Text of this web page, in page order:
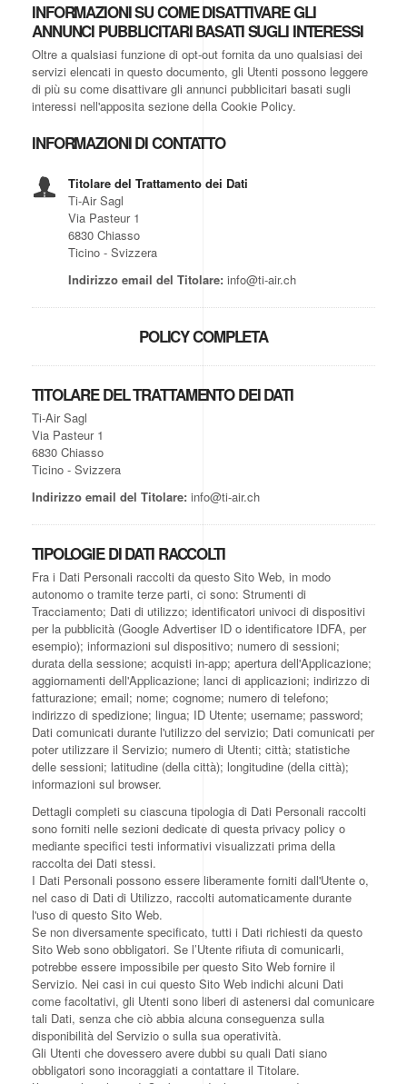
INFORMAZIONI SU COME DISATTIVARE GLI
ANNUNCI PUBBLICITARI BASATI SUGLI INTERESSI
Oltre a qualsiasi funzione di opt-out fornita da uno qualsiasi dei
servizi elencati in questo documento, gli Utenti possono leggere
di più su come disattivare gli annunci pubblicitari basati sugli
interessi nell'apposita sezione della Cookie Policy.
INFORMAZIONI DI CONTATTO
Titolare del Trattamento dei Dati
Ti-Air Sagl
Via Pasteur 1
6830 Chiasso
Ticino - Svizzera
Indirizzo email del Titolare: info@ti-air.ch
POLICY COMPLETA
TITOLARE DEL TRATTAMENTO DEI DATI
Ti-Air Sagl
Via Pasteur 1
6830 Chiasso
Ticino - Svizzera
Indirizzo email del Titolare: info@ti-air.ch
TIPOLOGIE DI DATI RACCOLTI
Fra i Dati Personali raccolti da questo Sito Web, in modo
autonomo o tramite terze parti, ci sono: Strumenti di
Tracciamento; Dati di utilizzo; identificatori univoci di dispositivi
per la pubblicità (Google Advertiser ID o identificatore IDFA, per
esempio); informazioni sul dispositivo; numero di sessioni;
durata della sessione; acquisti in-app; apertura dell'Applicazione;
aggiornamenti dell'Applicazione; lanci di applicazioni; indirizzo di
fatturazione; email; nome; cognome; numero di telefono;
indirizzo di spedizione; lingua; ID Utente; username; password;
Dati comunicati durante l'utilizzo del servizio; Dati comunicati per
poter utilizzare il Servizio; numero di Utenti; città; statistiche
delle sessioni; latitudine (della città); longitudine (della città);
informazioni sul browser.
Dettagli completi su ciascuna tipologia di Dati Personali raccolti
sono forniti nelle sezioni dedicate di questa privacy policy o
mediante specifici testi informativi visualizzati prima della
raccolta dei Dati stessi.
I Dati Personali possono essere liberamente forniti dall'Utente o,
nel caso di Dati di Utilizzo, raccolti automaticamente durante
l'uso di questo Sito Web.
Se non diversamente specificato, tutti i Dati richiesti da questo
Sito Web sono obbligatori. Se l’Utente rifiuta di comunicarli,
potrebbe essere impossibile per questo Sito Web fornire il
Servizio. Nei casi in cui questo Sito Web indichi alcuni Dati
come facoltativi, gli Utenti sono liberi di astenersi dal comunicare
tali Dati, senza che ciò abbia alcuna conseguenza sulla
disponibilità del Servizio o sulla sua operatività.
Gli Utenti che dovessero avere dubbi su quali Dati siano
obbligatori sono incoraggiati a contattare il Titolare.